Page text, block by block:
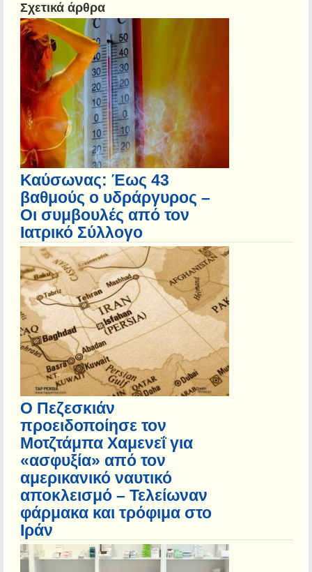
Σχετικά άρθρα
Καύσωνας: Έως 43
βαθμούς ο υδράργυρος –
Οι συμβουλές από τον
Ιατρικό Σύλλογο
Ο Πεζεσκιάν
προειδοποίησε τον
Μοτζτάμπα Χαμενεΐ για
«ασφυξία» από τον
αμερικανικό ναυτικό
αποκλεισμό – Τελείωναν
φάρμακα και τρόφιμα στο
Ιράν